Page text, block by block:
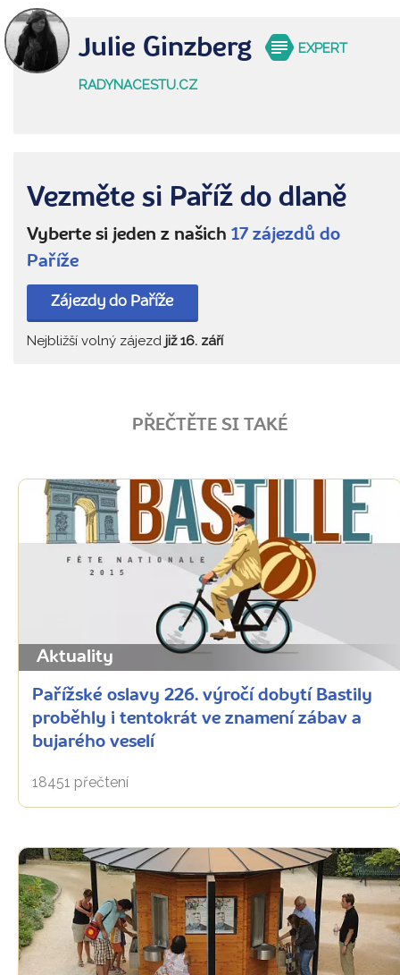
Julie Ginzberg EXPERT
RADYNACESTU.CZ
Vezměte si Paříž do dlaně
Vyberte si jeden z našich 17 zájezdů do
Paříže
Zájezdy do Paříže
Nejbližší volný zájezd již 16. září
PŘEČTĚTE SI TAKÉ
Aktuality
Pařížské oslavy 226. výročí dobytí Bastily
proběhly i tentokrát ve znamení zábav a
bujarého veselí
18451 přečtení